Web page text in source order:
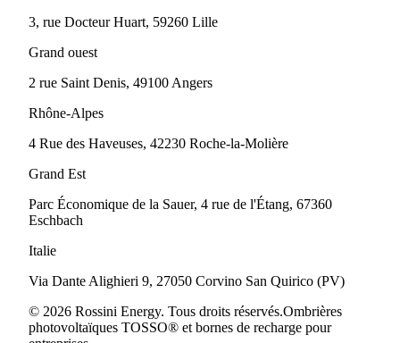
3, rue Docteur Huart, 59260 Lille
Grand ouest
2 rue Saint Denis, 49100 Angers
Rhône-Alpes
4 Rue des Haveuses, 42230 Roche-la-Molière
Grand Est
Parc Économique de la Sauer, 4 rue de l'Étang, 67360
Eschbach
Italie
Via Dante Alighieri 9, 27050 Corvino San Quirico (PV)
© 2026 Rossini Energy. Tous droits réservés.Ombrières
photovoltaïques TOSSO® et bornes de recharge pour